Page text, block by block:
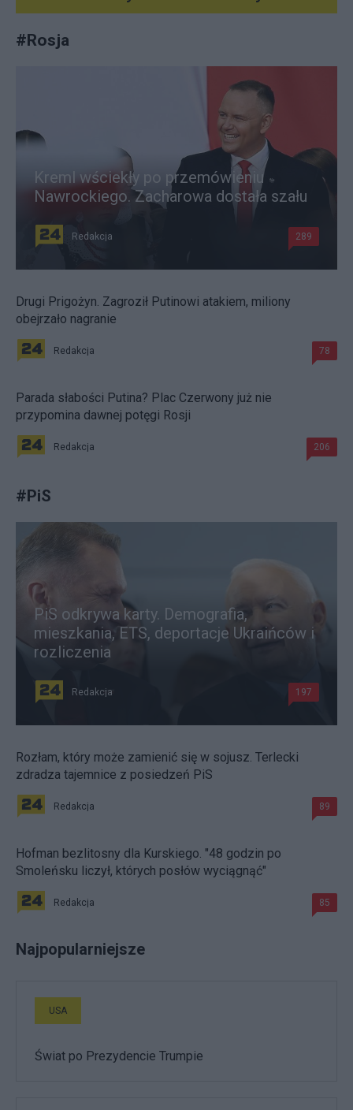
#Rosja
Kreml wściekły po przemówieniu
Nawrockiego. Zacharowa dostała szału
Redakcja 289
Drugi Prigożyn. Zagroził Putinowi atakiem, miliony
obejrzało nagranie
Redakcja 78
Parada słabości Putina? Plac Czerwony już nie
przypomina dawnej potęgi Rosji
Redakcja 206
#PiS
PiS odkrywa karty. Demografia,
mieszkania, ETS, deportacje Ukraińców i
rozliczenia
Redakcja 197
Rozłam, który może zamienić się w sojusz. Terlecki
zdradza tajemnice z posiedzeń PiS
Redakcja 89
Hofman bezlitosny dla Kurskiego. "48 godzin po
Smoleńsku liczył, których posłów wyciągnąć"
Redakcja 85
Najpopularniejsze
USA
Świat po Prezydencie Trumpie